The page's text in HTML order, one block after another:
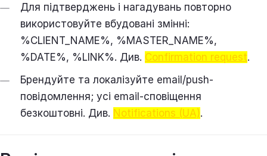
Для підтверджень і нагадувань повторно
використовуйте вбудовані змінні:
%CLIENT_NAME%, %MASTER_NAME%,
%DATE%, %LINK%. Див. Confirmation request.
Брендуйте та локалізуйте email/push-
повідомлення; усі email-сповіщення
безкоштовні. Див. Notifications (UA).